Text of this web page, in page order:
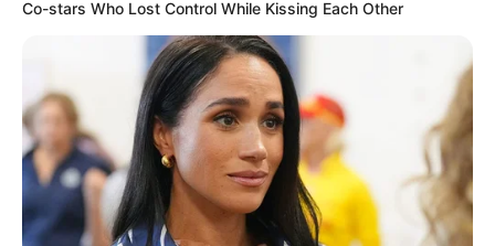
LIHAT ARTIKEL LAINNYA
Co-stars Who Lost Control While Kissing Each Other